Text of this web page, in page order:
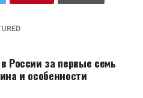
России за первые семь
и особенности